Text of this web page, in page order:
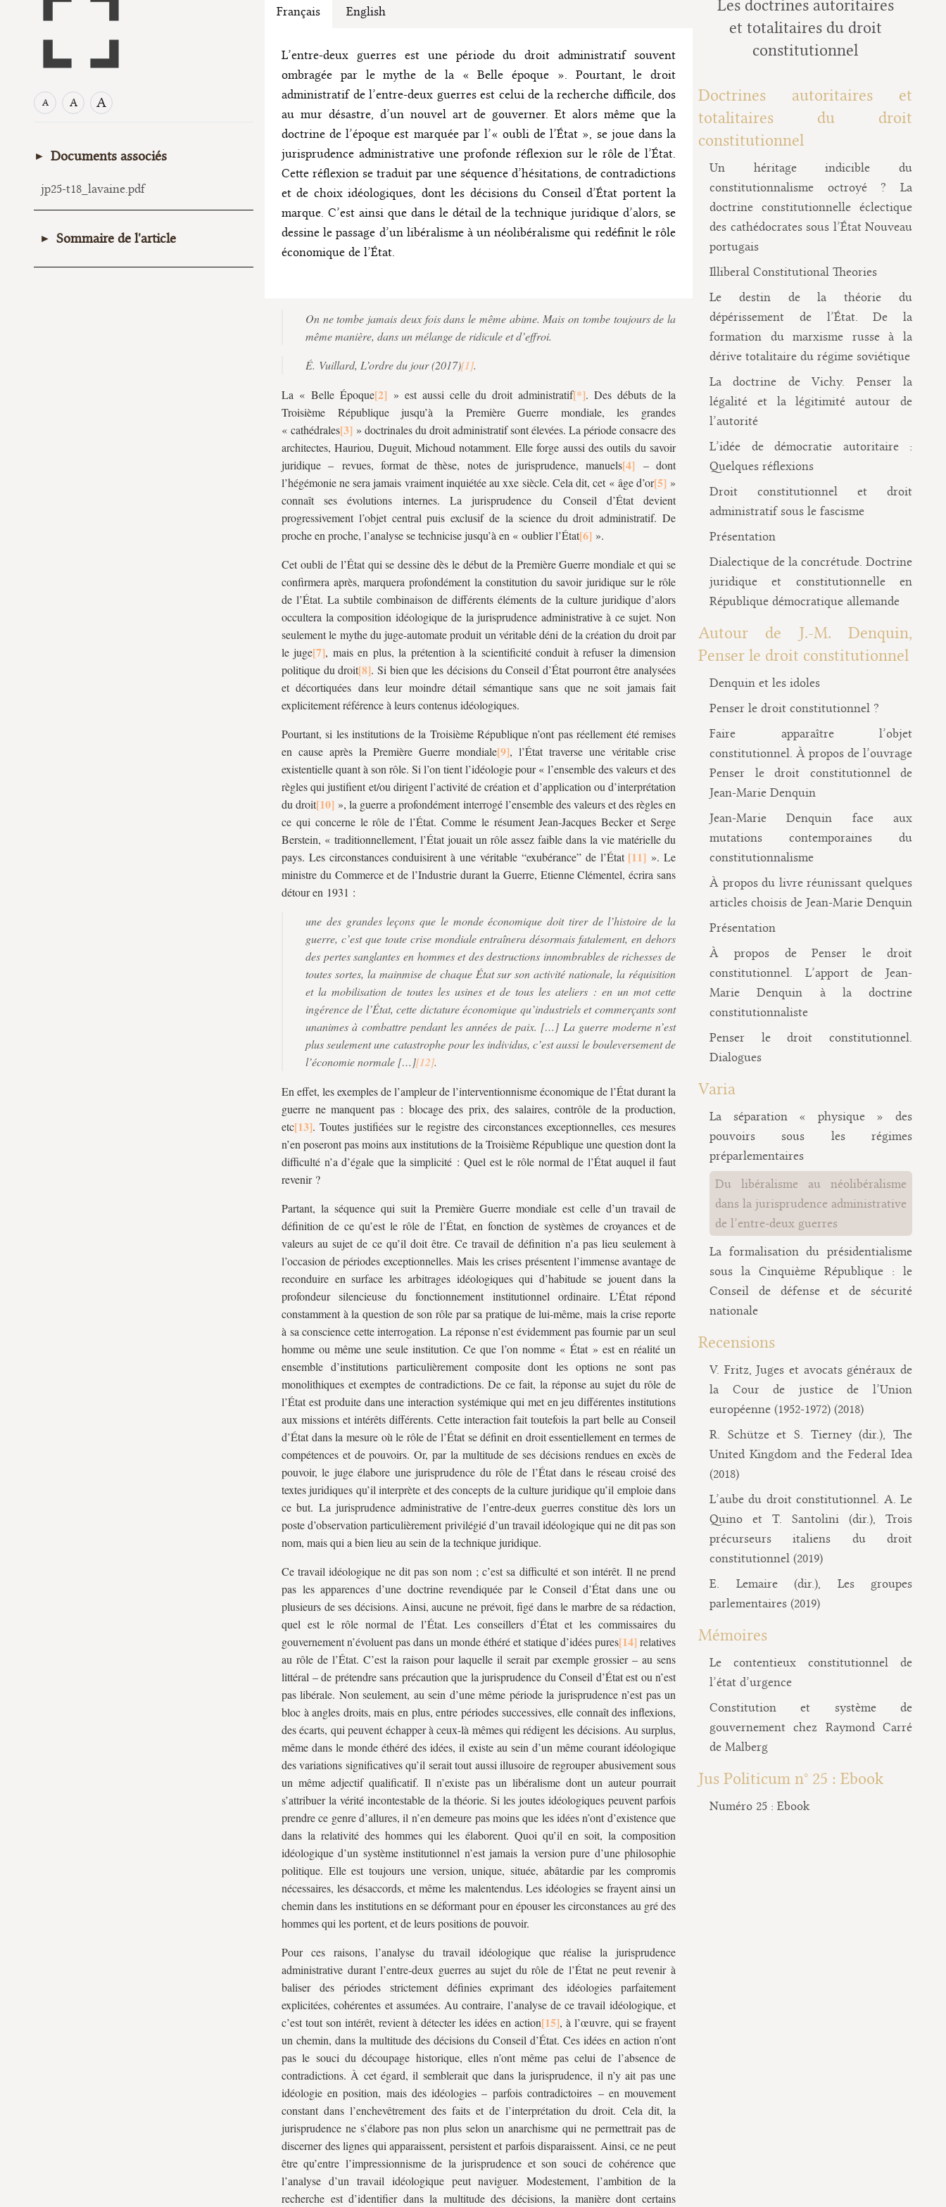
A A A
Documents associés
jp25-t18_lavaine.pdf
Sommaire de l'article
I. La persistance d’un libéralisme
Français English
L’entre-deux guerres est une période du droit administratif souvent
ombragée par le mythe de la « Belle époque ». Pourtant, le droit
administratif de l’entre-deux guerres est celui de la recherche difficile, dos
au mur désastre, d’un nouvel art de gouverner. Et alors même que la
doctrine de l’époque est marquée par l’« oubli de l’État », se joue dans la
jurisprudence administrative une profonde réflexion sur le rôle de l’État.
Cette réflexion se traduit par une séquence d’hésitations, de contradictions
et de choix idéologiques, dont les décisions du Conseil d’État portent la
marque. C’est ainsi que dans le détail de la technique juridique d’alors, se
dessine le passage d’un libéralisme à un néolibéralisme qui redéfinit le rôle
économique de l’État.
On ne tombe jamais deux fois dans le même abime. Mais on tombe toujours de la
même manière, dans un mélange de ridicule et d’effroi.
É. Vuillard, L’ordre du jour(2017)
.
La « Belle Époque
» est aussi celle du droit administratif
. Des débuts de la
Troisième République jusqu’à la Première Guerre mondiale, les grandes
« cathédrales
» doctrinales du droit administratif sont élevées. La période consacre des
architectes, Hauriou, Duguit, Michoud notamment. Elle forge aussi des outils du savoir
juridique – revues, format de thèse, notes de jurisprudence, manuels
– dont
l’hégémonie ne sera jamais vraiment inquiétée au xxe siècle. Cela dit, cet « âge d’or
»
connaît ses évolutions internes. La jurisprudence du Conseil d’État devient
progressivement l’objet central puis exclusif de la science du droit administratif. De
proche en proche, l’analyse se technicise jusqu’à en « oublier l’État
».
Cet oubli de l’État qui se dessine dès le début de la Première Guerre mondiale et qui se
confirmera après, marquera profondément la constitution du savoir juridique sur le rôle
de l’État. La subtile combinaison de différents éléments de la culture juridique d’alors
occultera la composition idéologique de la jurisprudence administrative à ce sujet. Non
seulement le mythe du juge-automate produit un véritable déni de la création du droit par
le juge
, mais en plus, la prétention à la scientificité conduit à refuser la dimension
politique du droit
. Si bien que les décisions du Conseil d’État pourront être analysées
et décortiquées dans leur moindre détail sémantique sans que ne soit jamais fait
explicitement référence à leurs contenus idéologiques.
Pourtant, si les institutions de la Troisième République n’ont pas réellement été remises
en cause après la Première Guerre mondiale
, l’État traverse une véritable crise
existentielle quant à son rôle. Si l’on tient l’idéologie pour « l’ensemble des valeurs et des
règles qui justifient et/ou dirigent l’activité de création et d’application ou d’interprétation
du droit
», la guerre a profondément interrogé l’ensemble des valeurs et des règles en
ce qui concerne le rôle de l’État. Comme le résument Jean-Jacques Becker et Serge
Berstein, « traditionnellement, l’État jouait un rôle assez faible dans la vie matérielle du
pays. Les circonstances conduisirent à une véritable “exubérance” de l’État
».Le
ministre du Commerce et de l’Industrie durant la Guerre, Etienne Clémentel, écrira sans
détour en 1931 :
une des grandes leçons que le monde économique doit tirer de l’histoire de la
guerre, c’est que toute crise mondiale entraînera désormais fatalement, en dehors
des pertes sanglantes en hommes et des destructions innombrables de richesses de
toutes sortes, la mainmise de chaque État sur son activité nationale, la réquisition
et la mobilisation de toutes les usines et de tous les ateliers : en un mot cette
ingérence de l’État, cette dictature économique qu’industriels et commerçants sont
unanimes à combattre pendant les années de paix. […] La guerre moderne n’est
plus seulement une catastrophe pour les individus, c’est aussi le bouleversement de
l’économie normale […]
.
En effet, les exemples de l’ampleur de l’interventionnisme économique de l’État durant la
guerre ne manquent pas : blocage des prix, des salaires, contrôle de la production,
etc
. Toutes justifiées sur le registre des circonstances exceptionnelles, ces mesures
n’en poseront pas moins aux institutions de la Troisième République une question dont la
difficulté n’a d’égale que la simplicité : Quel est le rôle normal de l’État auquel il faut
revenir ?
Partant, la séquence qui suit la Première Guerre mondiale est celle d’un travail de
définition de ce qu’est le rôle de l’État, en fonction de systèmes de croyances et de
valeurs au sujet de ce qu’il doit être. Ce travail de définition n’a pas lieu seulement à
l’occasion de périodes exceptionnelles. Mais les crises présentent l’immense avantage de
reconduire en surface les arbitrages idéologiques qui d’habitude se jouent dans la
profondeur silencieuse du fonctionnement institutionnel ordinaire. L’État répond
constamment à la question de son rôle par sa pratique de lui-même, mais la crise reporte
à sa conscience cette interrogation. La réponse n’est évidemment pas fournie par un seul
homme ou même une seule institution. Ce que l’on nomme « État » est en réalité un
ensemble d’institutions particulièrement composite dont les options ne sont pas
monolithiques et exemptes de contradictions. De ce fait, la réponse au sujet du rôle de
l’État est produite dans une interaction systémique qui met en jeu différentes institutions
aux missions et intérêts différents. Cette interaction fait toutefois la part belle au Conseil
d’État dans la mesure où le rôle de l’État se définit en droit essentiellement en termes de
compétences et de pouvoirs. Or, par la multitude de ses décisions rendues en excès de
pouvoir, le juge élabore une jurisprudence du rôle de l’État dans le réseau croisé des
textes juridiques qu’il interprète et des concepts de la culture juridique qu’il emploie dans
ce but. La jurisprudence administrative de l’entre-deux guerres constitue dès lors un
poste d’observation particulièrement privilégié d’un travail idéologique qui ne dit pas son
nom, mais qui a bien lieu au sein de la technique juridique.
Ce travail idéologique ne dit pas son nom ; c’est sa difficulté et son intérêt. Il ne prend
pas les apparences d’une doctrine revendiquée par le Conseil d’État dans une ou
plusieurs de ses décisions. Ainsi, aucune ne prévoit, figé dans le marbre de sa rédaction,
quel est le rôle normal de l’État. Les conseillers d’État et les commissaires du
gouvernement n’évoluent pas dans un monde éthéré et statique d’idées pures
relatives
au rôle de l’État. C’est la raison pour laquelle il serait par exemple grossier – au sens
littéral – de prétendre sans précaution que la jurisprudence du Conseil d’État est ou n’est
pas libérale. Non seulement, au sein d’une même période la jurisprudence n’est pas un
bloc à angles droits, mais en plus, entre périodes successives, elle connaît des inflexions,
des écarts, qui peuvent échapper à ceux-là mêmes qui rédigent les décisions. Au surplus,
même dans le monde éthéré des idées, il existe au sein d’un même courant idéologique
des variations significatives qu’il serait tout aussi illusoire de regrouper abusivement sous
un même adjectif qualificatif. Il n’existe pas un libéralisme dont un auteur pourrait
s’attribuer la vérité incontestable de la théorie. Si les joutes idéologiques peuvent parfois
prendre ce genre d’allures, il n’en demeure pas moins que les idées n’ont d’existence que
dans la relativité des hommes qui les élaborent. Quoi qu’il en soit, la composition
idéologique d’un système institutionnel n’est jamais la version pure d’une philosophie
politique. Elle est toujours une version, unique, située, abâtardie par les compromis
nécessaires, les désaccords, et même les malentendus. Les idéologies se frayent ainsi un
chemin dans les institutions en se déformant pour en épouser les circonstances au gré des
hommes qui les portent, et de leurs positions de pouvoir.
Pour ces raisons, l’analyse du travail idéologique que réalise la jurisprudence
administrative durant l’entre-deux guerres au sujet du rôle de l’État ne peut revenir à
baliser des périodes strictement définies exprimant des idéologies parfaitement
explicitées, cohérentes et assumées. Au contraire, l’analyse de ce travail idéologique, et
c’est tout son intérêt, revient à détecter les idées en action
, à l’œuvre, qui se frayent
un chemin, dans la multitude des décisions du Conseil d’État. Ces idées en action n’ont
pas le souci du découpage historique, elles n’ont même pas celui de l’absence de
contradictions. À cet égard, il semblerait que dans la jurisprudence, il n’y ait pas une
idéologie en position, mais des idéologies – parfois contradictoires – en mouvement
constant dans l’enchevêtrement des faits et de l’interprétation du droit. Cela dit, la
jurisprudence ne s’élabore pas non plus selon un anarchisme qui ne permettrait pas de
discerner des lignes qui apparaissent, persistent et parfois disparaissent. Ainsi, ce ne peut
être qu’entre l’impressionnisme de la jurisprudence et son souci de cohérence que
l’analyse d’un travail idéologique peut naviguer. Modestement, l’ambition de la
recherche est d’identifier dans la multitude des décisions, la manière dont certains
Les doctrines autoritaires
et totalitaires du droit
constitutionnel
Doctrines autoritaires et
totalitaires du droit
constitutionnel
Un héritage indicible du
constitutionnalisme octroyé ? La
doctrine constitutionnelle éclectique
des cathédocrates sous l’État Nouveau
portugais
Illiberal Constitutional Theories
Le destin de la théorie du
dépérissement de l’État. De la
formation du marxisme russe à la
dérive totalitaire du régime soviétique
La doctrine de Vichy. Penser la
légalité et la légitimité autour de
l’autorité
L’idée de démocratie autoritaire :
Quelques réflexions
Droit constitutionnel et droit
administratif sous le fascisme
Présentation
Dialectique de la concrétude. Doctrine
juridique et constitutionnelle en
République démocratique allemande
Autour de J.-M. Denquin,
Penser le droit constitutionnel
Denquin et les idoles
Penser le droit constitutionnel ?
Faire apparaître l’objet
constitutionnel. À propos de l’ouvrage
Penser le droit constitutionnel de
Jean-Marie Denquin
Jean-Marie Denquin face aux
mutations contemporaines du
constitutionnalisme
À propos du livre réunissant quelques
articles choisis de Jean-Marie Denquin
Présentation
À propos de Penser le droit
constitutionnel. L’apport de Jean-
Marie Denquin à la doctrine
constitutionnaliste
Penser le droit constitutionnel.
Dialogues
Varia
La séparation « physique » des
pouvoirs sous les régimes
préparlementaires
Du libéralisme au néolibéralisme
dans la jurisprudence administrative
de l’entre-deux guerres
La formalisation du présidentialisme
sous la Cinquième République : le
Conseil de défense et de sécurité
nationale
Recensions
V. Fritz, Juges et avocats généraux de
la Cour de justice de l’Union
européenne (1952-1972) (2018)
R. Schütze et S. Tierney (dir.), The
United Kingdom and the Federal Idea
(2018)
L’aube du droit constitutionnel. A. Le
Quino et T. Santolini (dir.), Trois
précurseurs italiens du droit
constitutionnel (2019)
E. Lemaire (dir.), Les groupes
parlementaires (2019)
Mémoires
Le contentieux constitutionnel de
l’état d’urgence
Constitution et système de
gouvernement chez Raymond Carré
de Malberg
Jus Politicum n° 25 : Ebook
Numéro 25 : Ebook